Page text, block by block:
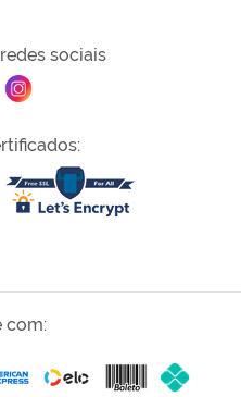
sociais
com: